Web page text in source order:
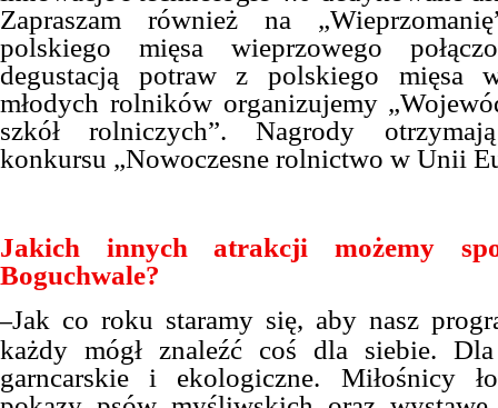
Zapraszam również na
polskiego mięsa wieprzowego
degustacją potraw z polskiego mięsa
młodych rolników organizujemy
szkół rolniczych”. Nagrody
konkursu „Nowoczesne rolnictwo w Unii
Jakich innych atrakcji możemy
Boguchwale?
–Jak co roku staramy się, aby nasz
każdy mógł znaleźć coś dla siebie.
garncarskie i ekologiczne. Miłośnicy